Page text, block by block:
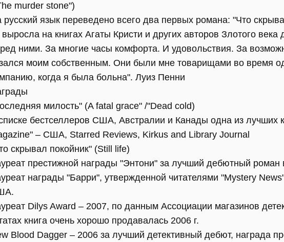
murder stone")
русский язык переведено всего два первых романа: "Что
на книгах Агаты Кристи и других авторов Злотого века
ними. За многие часы комфорта. И удовольствия. За
моим собственным. Они были мне товарищами во время
когда я была больна". Луиз Пенни
милость" (A fatal grace" /"Dead cold)
бестселлеров США, Австралии и Канады одна из лучших
– США, Starred Reviews, Kirkus and Library Journal
скрывал покойник" (Still life)
престижной награды "Энтони" за лучший дебютный
награды "Барри", утвержденной читателями "Mystery
Dilys Award – 2007, по данным Ассоциации магазинов
книга очень хорошо продавалась 2006 г.
Blood Dagger – 2006 за лучший детективный дебют, награда